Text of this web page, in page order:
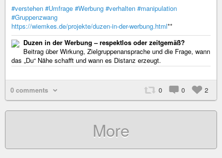
#verstehen #Umfrage #Werbung #verhalten #manipulation
#Gruppenzwang
https://wiemkes.de/projekte/duzen-in-der-werbung.html**
Duzen in der Werbung – respektlos oder zeitgemäß?
Beitrag über Wirkung, Zielgruppenansprache und die Frage, wann
das „Du“ Nähe schafft und wann es Distanz erzeugt.
0 comments 0 0 2
More